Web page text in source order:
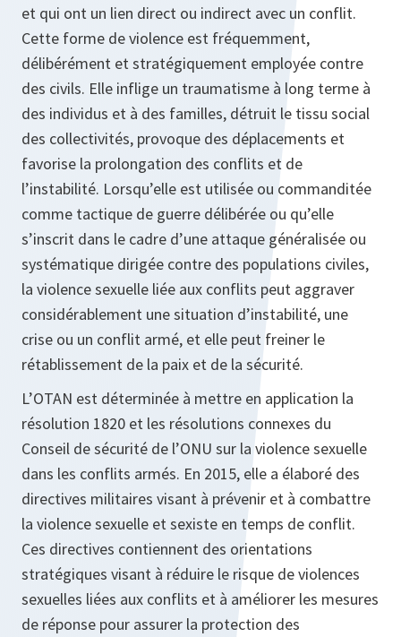
et qui ont un lien direct ou indirect avec un conflit.
Cette forme de violence est fréquemment,
délibérément et stratégiquement employée contre
des civils. Elle inflige un traumatisme à long terme à
des individus et à des familles, détruit le tissu social
des collectivités, provoque des déplacements et
favorise la prolongation des conflits et de
l’instabilité. Lorsqu’elle est utilisée ou commanditée
comme tactique de guerre délibérée ou qu’elle
s’inscrit dans le cadre d’une attaque généralisée ou
systématique dirigée contre des populations civiles,
la violence sexuelle liée aux conflits peut aggraver
considérablement une situation d’instabilité, une
crise ou un conflit armé, et elle peut freiner le
rétablissement de la paix et de la sécurité.
L’OTAN est déterminée à mettre en application la
résolution 1820 et les résolutions connexes du
Conseil de sécurité de l’ONU sur la violence sexuelle
dans les conflits armés. En 2015, elle a élaboré des
directives militaires visant à prévenir et à combattre
la violence sexuelle et sexiste en temps de conflit.
Ces directives contiennent des orientations
stratégiques visant à réduire le risque de violences
sexuelles liées aux conflits et à améliorer les mesures
de réponse pour assurer la protection des